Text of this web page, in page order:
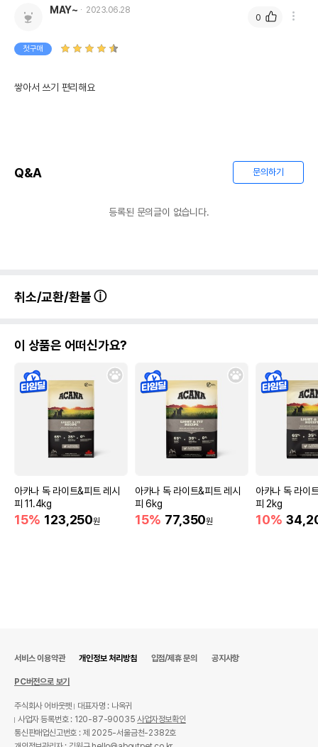
MAY~ 2023.06.28
첫구매
쌓아서 쓰기 편리해요
0
Q&A 문의하기
등록된 문의글이 없습니다.
취소/교환/환불
이 상품은 어떠신가요?
아카나 독 라이트&피트 레시
피 11.4kg
15% 123,250원
아카나 독 라이트&피트 레시
피 6kg
15% 77,350원
아카나 독 라이
피 2kg
10%
서비스 이용약관 개인정보 처리방침 입점/제휴 문의 공지사항
PC버전으로 보기
주식회사 어바웃펫
대표자명 : 나옥귀
사업자 등록번호 : 120-87-90035사업자정보확인
통신판매업신고번호 : 제 2025-서울금천-2382호